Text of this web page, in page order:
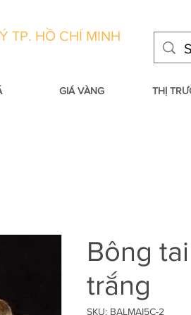
TP. HỒ CHÍ MINH
GIÁ VÀNG THỊ
Bông
trắng
SKU: BALMAI5C-2